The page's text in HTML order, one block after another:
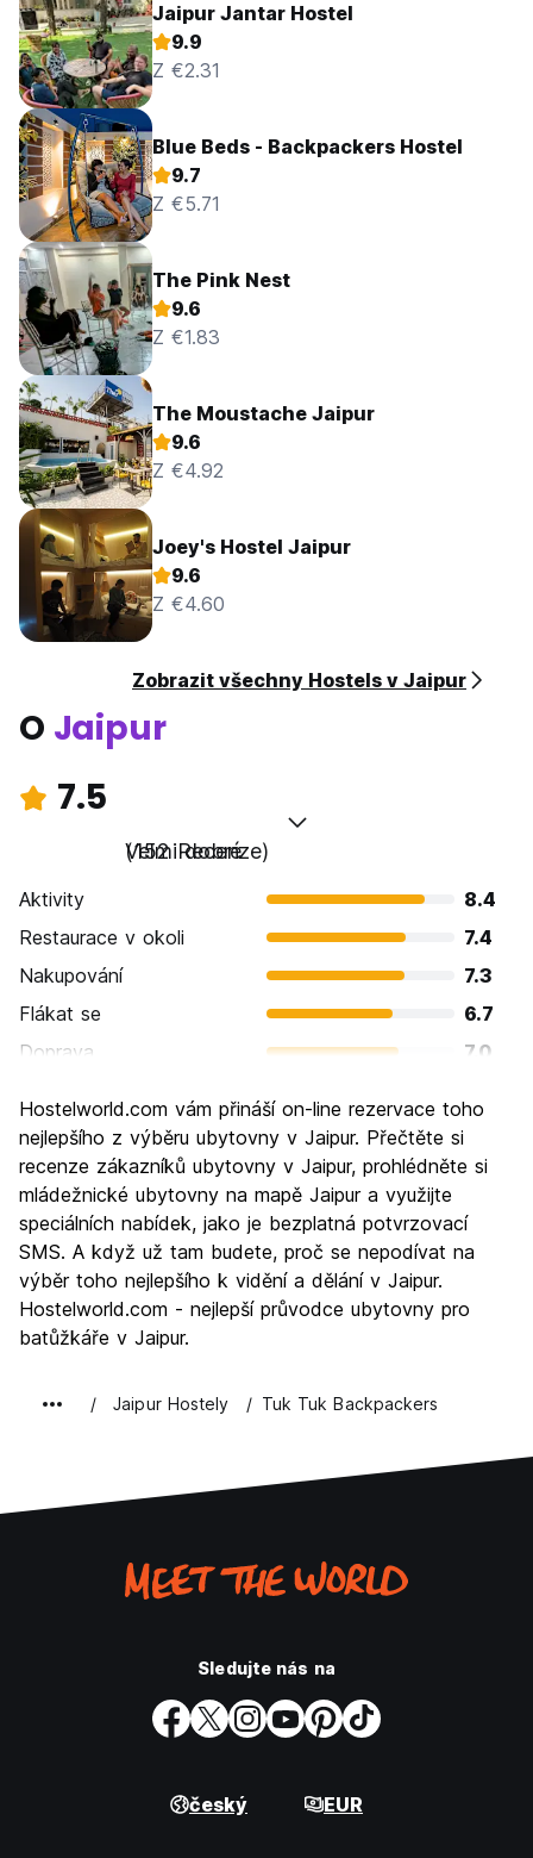
Jaipur Jantar Hostel
9.9
Z €2.31
Blue Beds - Backpackers Hostel
9.7
Z €5.71
The Pink Nest
9.6
Z €1.83
The Moustache Jaipur
9.6
Z €4.92
Joey's Hostel Jaipur
9.6
Z €4.60
Zobrazit všechny Hostels v Jaipur
O Jaipur
7.5
Velmi dobré
(152 Recenze)
Aktivity
8.4
Restaurace v okoli
7.4
Nakupování
7.3
Flákat se
6.7
Doprava
7.0
Kultura
Noční život
5.5
Hodnota za peníze
Hostelworld.com vám přináší on-line rezervace toho
nejlepšího z výběru ubytovny v Jaipur. Přečtěte si
recenze zákazníků ubytovny v Jaipur, prohlédněte si
mládežnické ubytovny na mapě Jaipur a využijte
speciálních nabídek, jako je bezplatná potvrzovací
SMS. A když už tam budete, proč se nepodívat na
výběr toho nejlepšího k vidění a dělání v Jaipur.
Hostelworld.com - nejlepší průvodce ubytovny pro
batůžkáře v Jaipur.
Jaipur Hostely Tuk Tuk Backpackers
Sledujte nás na
český EUR